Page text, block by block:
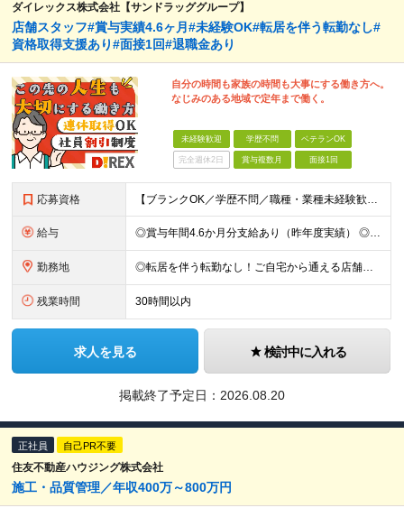
ダイレックス株式会社【サンドラッググループ】
店舗スタッフ#賞与実績4.6ヶ月#未経験OK#転居を伴う転勤なし#
資格取得支援あり#面接1回#退職金あり
自分の時間も家族の時間も大事にする働き方へ。
なじみのある地域で定年まで働く。
未経験歓迎 学歴不問 ベテランOK
完全週休2日 賞与複数月 面接1回
応募資格 【ブランクOK／学歴不問／職種・業種未経験歓迎】 ≪こんな方にピッタリ≫ □ 転勤のない会社で、家族との生活基盤を安定させたい □ 満員電車の通勤から卒業したい □ コミュニケーションを大切にしなが
給与 ◎賞与年間4.6か月分支給あり（昨年度実績） ◎モデル賞与例：979,800円 ※昨年実績 ◎借り上げ社宅制度や従業員購買制度など生活にうれしい制度完備 月給17万3200円～33万6500円＋各種
勤務地 ◎転居を伴う転勤なし！ご自宅から通える店舗への配属です。 ◎車・バイク・自転車通勤OK！（ガソリン代支給(規定あり)／駐車場完備） 【全国各地の『ダイレックス』各店舗】 ※関東エリア、九州エリア、中
残業時間 30時間以内
求人を見る 検討中に入れる
掲載終了予定日： 2026.08.20
正社員 自己PR不要
住友不動産ハウジング株式会社
施⼯・品質管理／年収400万～800万円